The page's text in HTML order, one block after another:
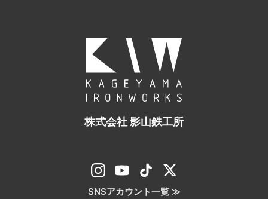
株式会社 影山鉄工所
SNSアカウント一覧 ≫